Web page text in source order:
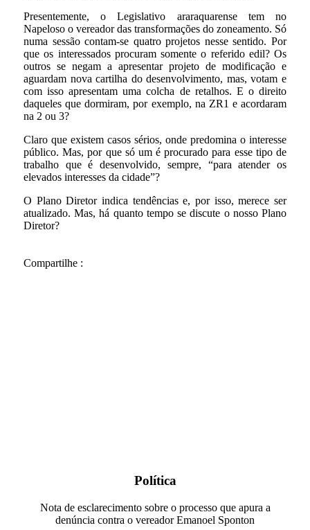
Presentemente, o Legislativo araraquarense tem no
Napeloso o vereador das transformações do zoneamento. Só
numa sessão contam-se quatro projetos nesse sentido. Por
que os interessados procuram somente o referido edil? Os
outros se negam a apresentar projeto de modificação e
aguardam nova cartilha do desenvolvimento, mas, votam e
com isso apresentam uma colcha de retalhos. E o direito
daqueles que dormiram, por exemplo, na ZR1 e acordaram
na 2 ou 3?
Claro que existem casos sérios, onde predomina o interesse
público. Mas, por que só um é procurado para esse tipo de
trabalho que é desenvolvido, sempre, “para atender os
elevados interesses da cidade”?
O Plano Diretor indica tendências e, por isso, merece ser
atualizado. Mas, há quanto tempo se discute o nosso Plano
Diretor?
Compartilhe :
Política
Nota de esclarecimento sobre o processo que apura a
denúncia contra o vereador Emanoel Sponton